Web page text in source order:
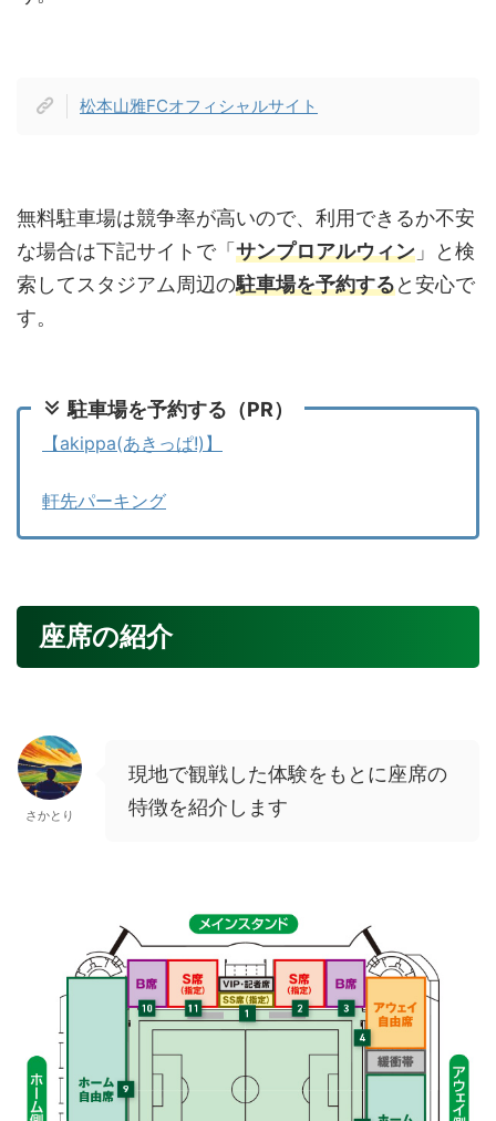
松本山雅FCオフィシャルサイト
無料駐車場は競争率が高いので、利用できるか不安
な場合は下記サイトで「 サンプロアルウィン 」と検
索してスタジアム周辺の駐車場を予約すると安心で
す。
駐車場を予約する（PR）
【akippa(あきっぱ!)】
軒先パーキング
座席の紹介
さかとり
現地で観戦した体験をもとに座席の
特徴を紹介します